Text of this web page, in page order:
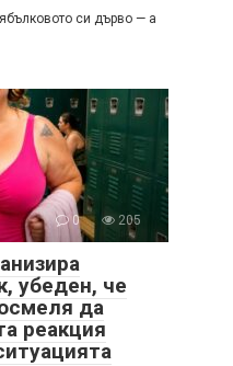
си дърво — а
0 205
убеден, че
да
реакция